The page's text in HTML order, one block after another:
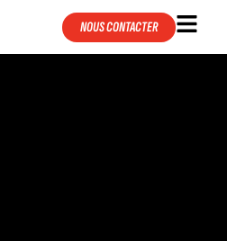
NOUS CONTACTER